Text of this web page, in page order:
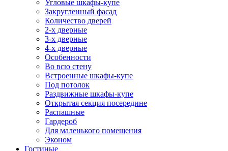
Угловые шкафы-купе
Закругленный фасад
Количество дверей
2-х дверные
3-х дверные
4-х дверные
Особенности
Во всю стену
Встроенные шкафы-купе
Под потолок
Раздвижные шкафы-купе
Открытая секция посередине
Распашные
Гардероб
Для маленького помещения
Эконом
Гостиные